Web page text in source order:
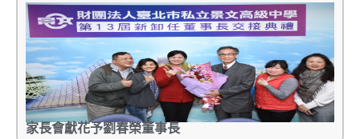
家長會獻花予劉春榮董事長